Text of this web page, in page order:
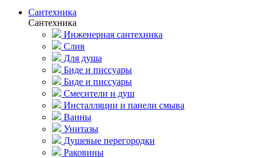
Сантехника
Сантехника
Инженерная сантехника
Слив
Для душа
Биде и писсуары
Биде и писсуары
Смесители и душ
Инсталляции и панели смыва
Ванны
Унитазы
Душевые перегородки
Раковины